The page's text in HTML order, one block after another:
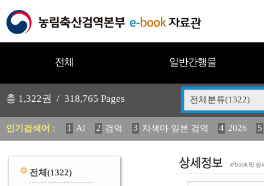
전체 일반간행물
총 1,322권 / 318,765 Pages 전체분류(1322)
인기검색어 : 1 AI 2 검역 3 지색마 일본 검역 4 2026
5
11 2025 12 중독성 식물 도감 13 媛 異 14
전체 (1322)